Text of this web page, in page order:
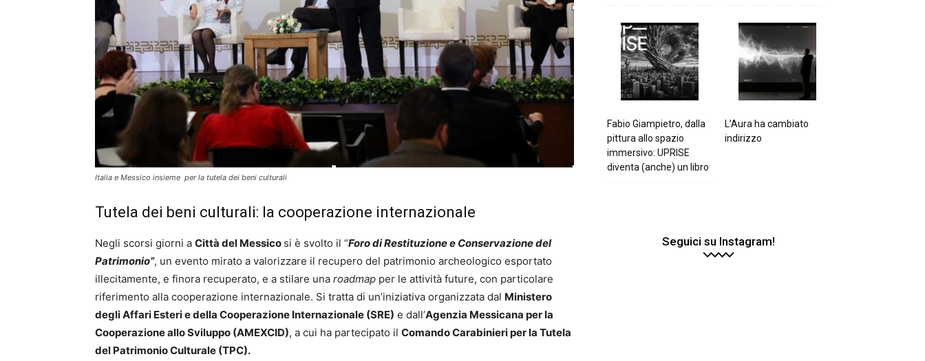
Italia e Messico insieme per la tutela dei beni culturali
Tutela dei beni culturali: la cooperazione internazionale
Negli scorsi giorni a Città del Messico si è svolto il “Foro di Restituzione e Conservazione del
Patrimonio”, un evento mirato a valorizzare il recupero del patrimonio archeologico esportato
illecitamente, e finora recuperato, e a stilare una roadmap per le attività future, con particolare
riferimento alla cooperazione internazionale. Si tratta di un’iniziativa organizzata dal Ministero
degli Affari Esteri e della Cooperazione Internazionale (SRE) e dall’Agenzia Messicana per la
Cooperazione allo Sviluppo (AMEXCID), a cui ha partecipato il Comando Carabinieri per la Tutela
del Patrimonio Culturale (TPC).
Fabio Giampietro, dalla
pittura allo spazio
immersivo: UPRISE
diventa (anche) un libro
L’Aura ha cambiato
indirizzo
Seguici su Instagram!